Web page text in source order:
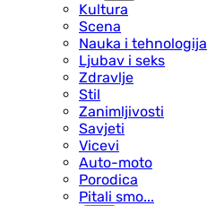
Kultura
Scena
Nauka i tehnologija
Ljubav i seks
Zdravlje
Stil
Zanimljivosti
Savjeti
Vicevi
Auto-moto
Porodica
Pitali smo...